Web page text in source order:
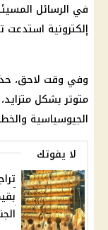
في الرسائل
إلكترونية
وفي وقت لاحق،
متوتر بشكل
الجيوسياسية
لا يفوتك